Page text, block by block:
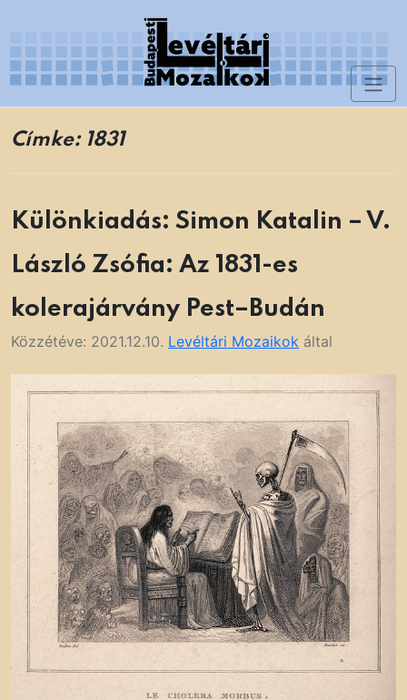
content
Címke: 1831
Különkiadás: Simon Katalin – V.
László Zsófia: Az 1831-es
kolerajárvány Pest–Budán
Közzétéve: 2021.12.10. Levéltári Mozaikok által